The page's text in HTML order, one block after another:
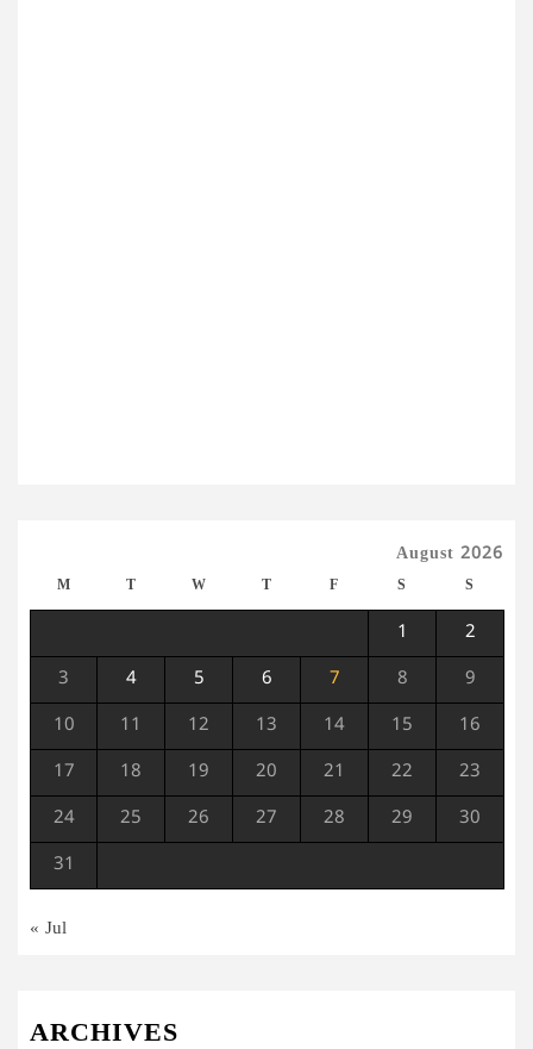
August 2026
M T W T F S S
1 2
3 4 5 6 7 8 9
10 11 12 13 14 15 16
17 18 19 20 21 22 23
24 25 26 27 28 29 30
31
« Jul
ARCHIVES